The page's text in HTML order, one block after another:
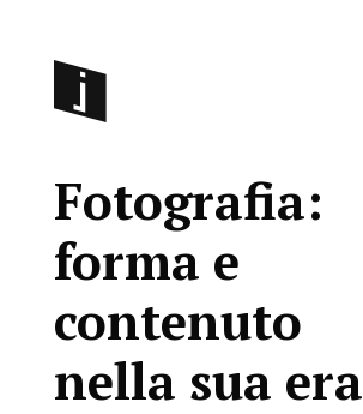
Fotografia:
forma e
contenuto
nella sua era